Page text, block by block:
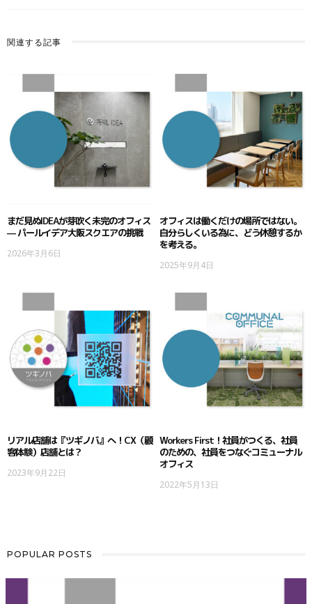
関連する記事
まだ見ぬIDEAが芽吹く未完のオフィス
— パールイデア大阪スクエアの挑戦
2026年3月6日
オフィスは働くだけの場所ではない。
自分らしくいる為に、どう休憩するか
を考える。
2025年9月4日
リアル店舗は『ツギノバ』へ！CX（顧
客体験）店舗とは？
2023年9月22日
Workers First！社員がつくる、社員
のための、社員をつなぐコミューナル
オフィス
2022年5月13日
POPULAR POSTS